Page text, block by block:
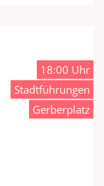
18:00 Uhr
Stadtführungen
Gerberplatz